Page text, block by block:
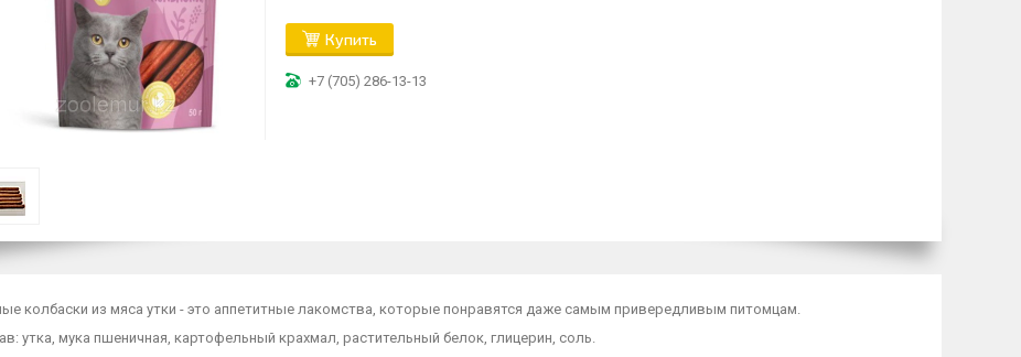
Купить
+7 (705) 286-13-13
колбаски из мяса утки - это аппетитные лакомства, которые понравятся даже самым привередливым питомцам.
утка, мука пшеничная, картофельный крахмал, растительный белок, глицерин, соль.